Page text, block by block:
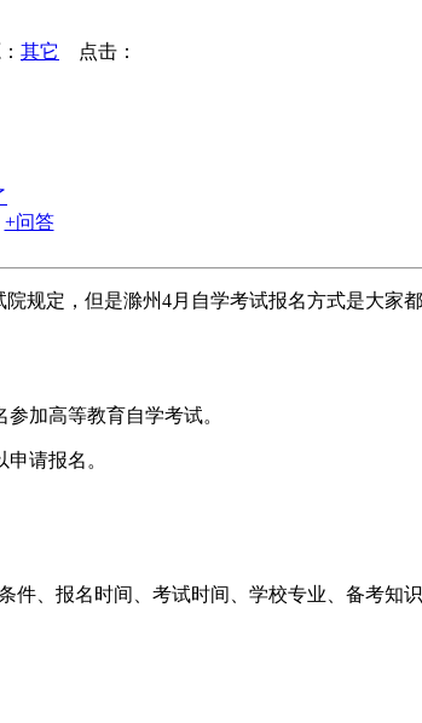
其它
点击：
+问答
定，但是滁州4月自学考试报名方式是大家
加高等教育自学考试。
请报名。
报名时间、考试时间、学校专业、备考知识